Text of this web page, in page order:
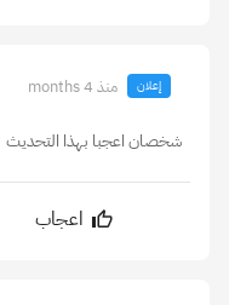
إعلان منذ 4 months
شخصان اعجبا بهذا التحديث
اعجاب